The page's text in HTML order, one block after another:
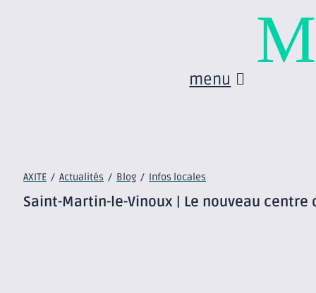
menu
AXITE / Actualités / Blog / Infos locales
Saint-Martin-le-Vinoux | Le nouveau
M